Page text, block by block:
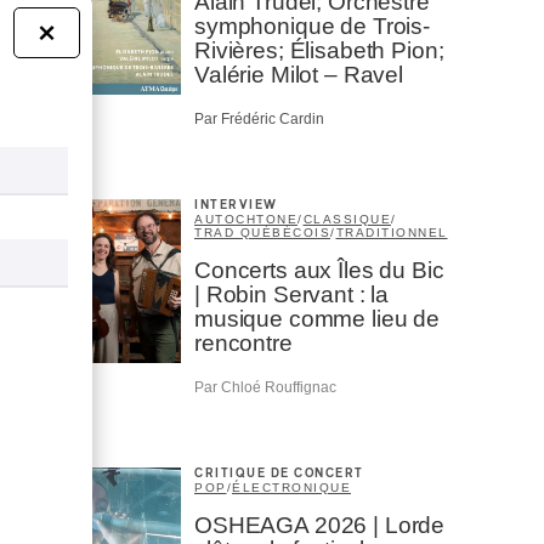
symphonique de Trois-
Rivières; Élisabeth Pion;
Valérie Milot – Ravel
Par Frédéric Cardin
INTERVIEW
AUTOCHTONE/CLASSIQUE/
TRAD QUÉBÉCOIS/TRADITIONNEL
Concerts aux Îles du Bic
| Robin Servant : la
musique comme lieu de
rencontre
Par Chloé Rouffignac
CRITIQUE DE CONCERT
POP /ÉLECTRONIQUE
OSHEAGA 2026 | Lorde
×